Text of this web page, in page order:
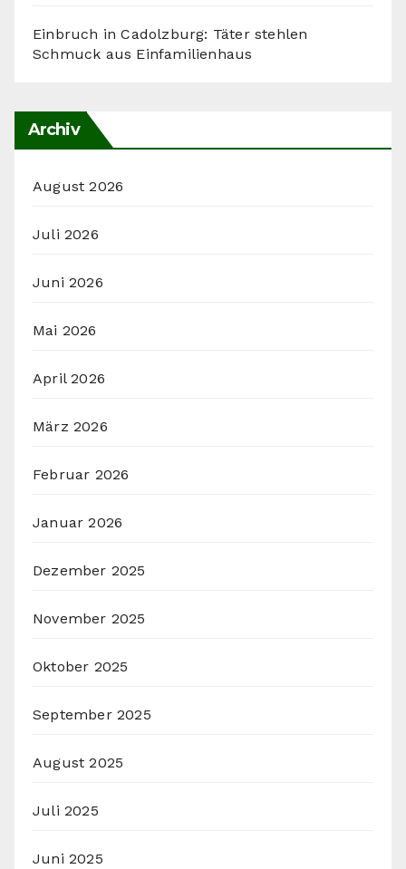
Einbruch in Cadolzburg: Täter stehlen
Schmuck aus Einfamilienhaus
Archiv
August 2026
Juli 2026
Juni 2026
Mai 2026
April 2026
März 2026
Februar 2026
Januar 2026
Dezember 2025
November 2025
Oktober 2025
September 2025
August 2025
Juli 2025
Juni 2025